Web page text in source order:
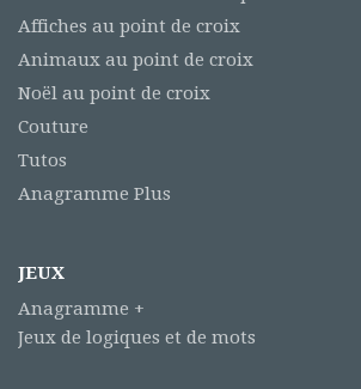
Affiches au point de croix
Animaux au point de croix
Noël au point de croix
Couture
Tutos
Anagramme Plus
JEUX
Anagramme +
Jeux de logiques et de mots